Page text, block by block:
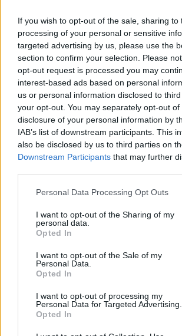
If you wish to opt-out of the sale, sharing to
processing of your personal or sensitive
targeted advertising by us, please use the
section to confirm your selection. Please
opt-out request is processed you may
interest-based ads based on personal
us or personal information disclosed to
your opt-out. You may separately opt-out
disclosure of your personal information by
IAB’s list of downstream participants. This
also be disclosed by us to third parties on
Downstream Participants that may further
Please note that this website/app uses one
not limited to your visit or usage behaviour.
grant or deny consent to Google and its
use your data for below specified purposes
consent section.
Personal Data Processing Opt Outs
I want to opt-out of the Sharing of my
personal data.
Opted In
I want to opt-out of the Sale of my
Personal Data.
Opted In
I want to opt-out of processing my
Personal Data for Targeted Advertising.
Opted In
di responsabilità e visione del
Vuoi rimuovere le pubblicità
Puoi abbonarti asoli € 1,10 al
cliccandoqui
Sei già abbonato?
Puoi effettuare l'accesso
sezioneLogindal menù del
cliccandoqui
TEMI: Confapi Gallura
Condividi l'articolo
a
ce
w
it
Pi
n h
S
h